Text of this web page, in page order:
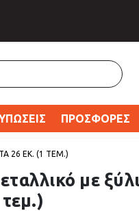
ΠΡΟΣΦΟΡΕΣ
26 ΕΚ. (1 ΤΕΜ.)
με